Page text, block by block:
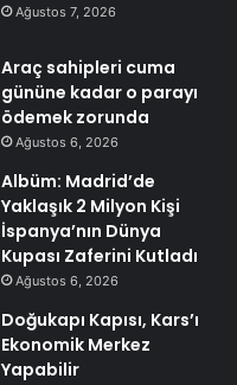
Ağustos 7, 2026
Araç sahipleri cuma
gününe kadar o parayı
ödemek zorunda
Ağustos 6, 2026
Albüm: Madrid’de
Yaklaşık 2 Milyon Kişi
İspanya’nın Dünya
Kupası Zaferini Kutladı
Ağustos 6, 2026
Doğukapı Kapısı, Kars’ı
Ekonomik Merkez
Yapabilir